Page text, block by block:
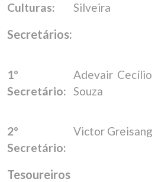
Culturas:
Silveira
Secretários:
1º
Secretário:
Adevair Cecílio
Souza
2º
Secretário:
Victor Greisang
Tesoureiros